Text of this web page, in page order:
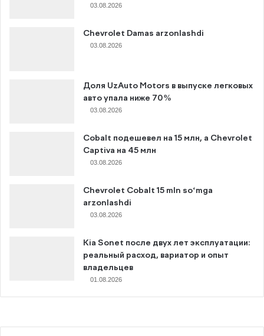
03.08.2026
Chevrolet Damas arzonlashdi
03.08.2026
Доля UzAuto Motors в выпуске легковых
авто упала ниже 70%
03.08.2026
Cobalt подешевел на 15 млн, а Chevrolet
Captiva на 45 млн
03.08.2026
Chevrolet Cobalt 15 mln so‘mga
arzonlashdi
03.08.2026
Kia Sonet после двух лет эксплуатации:
реальный расход, вариатор и опыт
владельцев
01.08.2026